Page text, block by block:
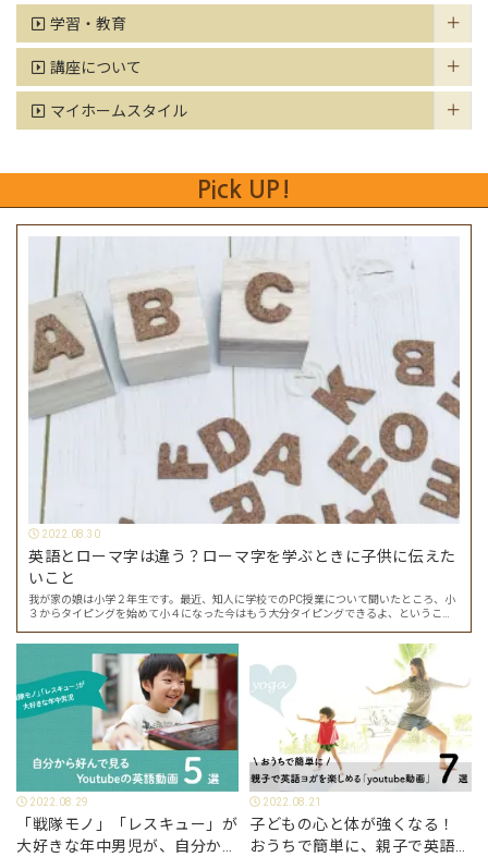
学習・教育
講座について
マイホームスタイル
Pick UP!
2022.08.30
英語とローマ字は違う？ローマ字を学ぶときに子供に伝えた
いこと
我が家の娘は小学２年生です。最近、知人に学校でのPC授業について聞いたところ、小
３からタイピングを始めて小４になった今はもう大分タイピングできるよ、ということ
で…
2022.08.29
「戦隊モノ」「レスキュー」が
大好きな年中男児が、自分から
2022.08.21
子どもの心と体が強くなる！
おうちで簡単に、親子で英語ヨ